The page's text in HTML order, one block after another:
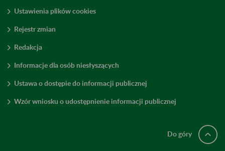
Ustawienia plików cookies
Rejestr zmian
Redakcja
Informacje dla osób niesłyszących
Ustawa o dostępie do informacji publicznej
Wzór wniosku o udostępnienie informacji publicznej
Do góry